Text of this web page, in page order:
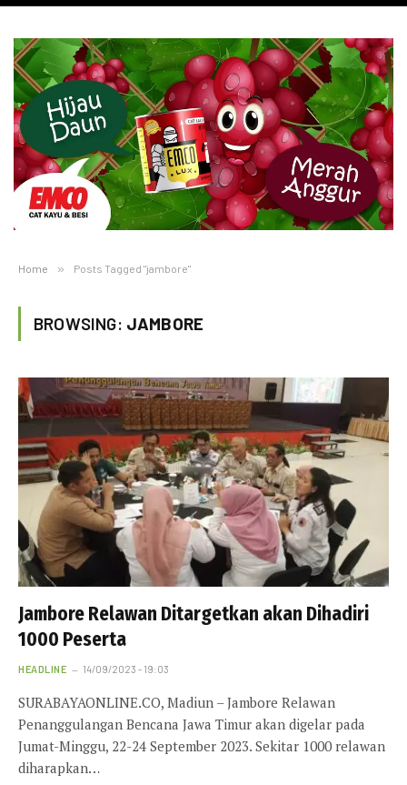
Home » Posts Tagged "jambore"
BROWSING: JAMBORE
Jambore Relawan Ditargetkan akan Dihadiri
1000 Peserta
HEADLINE 14/09/2023 - 19:03
SURABAYAONLINE.CO, Madiun – Jambore Relawan
Penanggulangan Bencana Jawa Timur akan digelar pada
Jumat-Minggu, 22-24 September 2023. Sekitar 1000 relawan
diharapkan…